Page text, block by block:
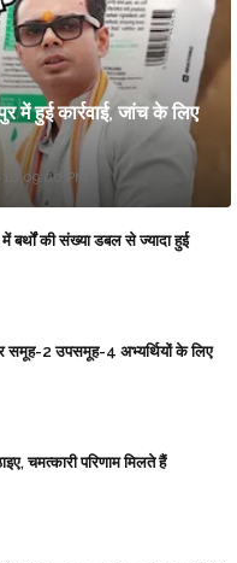
में हुई कार्रवाई, जांच के लिए
PM
बर्थों की संख्या डबल से ज्यादा हुई
2 उपसमूह-4 अभ्यर्थियों के लिए
चमत्कारी परिणाम मिलते हैं